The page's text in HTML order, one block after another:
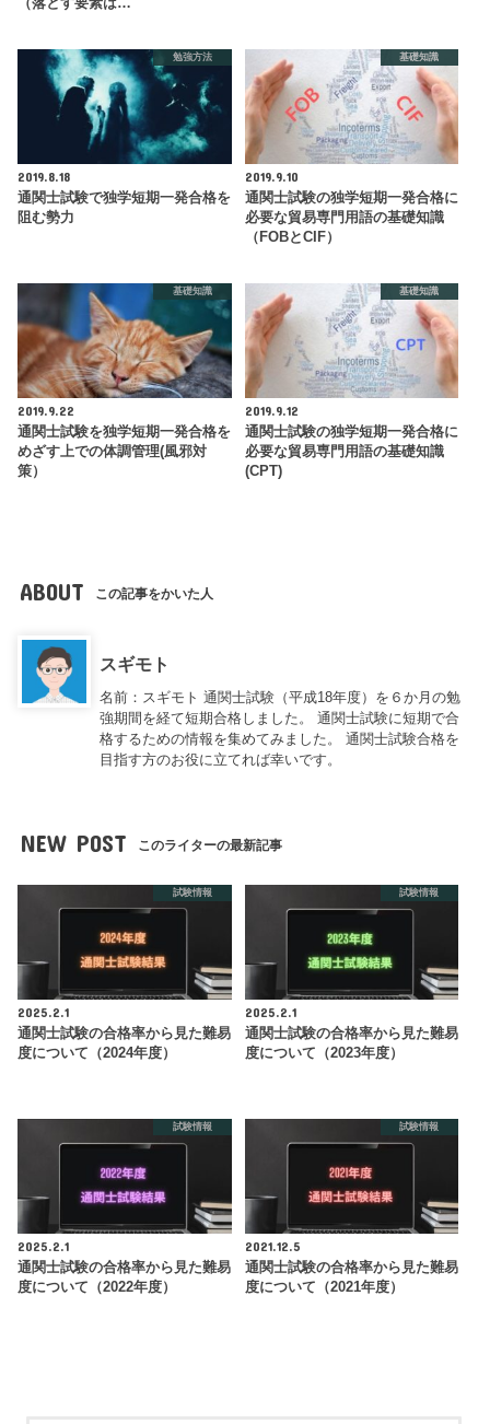
（落とす要素は…
勉強方法
2019.8.18
通関士試験で独学短期一発合格を
阻む勢力
基礎知識
2019.9.10
通関士試験の独学短期一発合格に
必要な貿易専門用語の基礎知識
（FOBとCIF）
基礎知識
2019.9.22
通関士試験を独学短期一発合格を
めざす上での体調管理(風邪対
策）
基礎知識
2019.9.12
通関士試験の独学短期一発合格に
必要な貿易専門用語の基礎知識
(CPT)
ABOUT この記事をかいた人
スギモト
名前：スギモト 通関士試験（平成18年度）を６か月の勉
強期間を経て短期合格しました。 通関士試験に短期で合
格するための情報を集めてみました。 通関士試験合格を
目指す方のお役に立てれば幸いです。
NEW POST このライターの最新記事
試験情報
2025.2.1
通関士試験の合格率から見た難易
度について（2024年度）
試験情報
2025.2.1
通関士試験の合格率から見た難易
度について（2023年度）
試験情報
2025.2.1
通関士試験の合格率から見た難易
度について（2022年度）
試験情報
2021.12.5
通関士試験の合格率から見た難易
度について（2021年度）